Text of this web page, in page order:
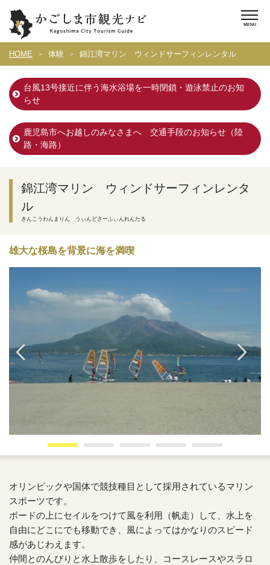
HOME 体験 錦江湾マリン ウィンドサーフィンレンタル
台風13号接近に伴う海水浴場を一時閉鎖・遊泳禁止のお知
らせ
鹿児島市へお越しのみなさまへ 交通手段のお知らせ（陸
路・海路）
錦江湾マリン ウィンドサーフィンレンタ
ル
きんこうわんまりん うぃんどさーふぃんれんたる
雄大な桜島を背景に海を満喫
オリンピックや国体で競技種目として採用されているマリン
スポーツです。
ボードの上にセイルをつけて風を利用（帆走）して、水上を
自由にどこにでも移動でき、風によってはかなりのスピード
感があじわえます。
仲間とのんびりと水上散歩をしたり、コースレースやスラロ